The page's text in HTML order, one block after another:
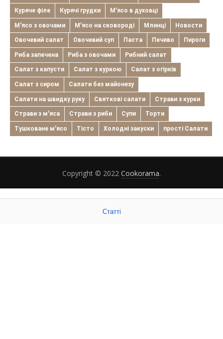
Куряче філе Курячі грудки М'ясо в духовці
М'ясо з овочами М'ясо на сковороді Млинці Новости
Овочевий салат Овочевий суп Паста Печиво Пироги
Риба запечена Риба з овочами Рибний салат
Салат з капусти Салат з куркою Салат з огірків
Салат з сиром Салати без майонезу
Салати на швидку руку Святкові салати Страви з курки
Страви з м'яса Страви з риби Супи Торти
Тушковане м'ясо Тісто Холодні закуски прості Салати
Copyright © 2022 Cookorama.
Статті